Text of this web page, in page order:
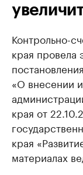
Контрольно-
края провела
«О внесении
края от
края
материалах